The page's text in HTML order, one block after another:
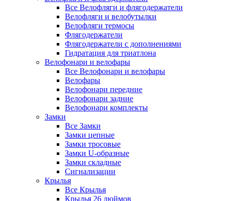
Все Велофляги и флягодержатели
Велофляги и велобутылки
Велофляги термосы
Флягодержатели
Флягодержатели с дополнениями
Гидратация для триатлона
Велофонари и велофары
Все Велофонари и велофары
Велофары
Велофонари передние
Велофонари задние
Велофонари комплекты
Замки
Все Замки
Замки цепные
Замки тросовые
Замки U-образные
Замки складные
Сигнализации
Крылья
Все Крылья
Крылья 26 дюймов